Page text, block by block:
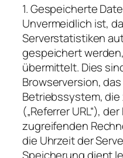
1. Gespeicherte
Unvermeidlich ist,
Serverstatistiken
gespeichert
übermittelt. Dies
Browserversion,
Betriebssystem,
(„Referrer URL“),
zugreifenden
die Uhrzeit der